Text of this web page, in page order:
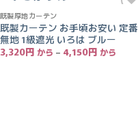
に入
既製厚地カーテン
既製カーテン お手頃お安い 定番
無地 1級遮光 いろは ブルー
3,320円 – 4,150円 価